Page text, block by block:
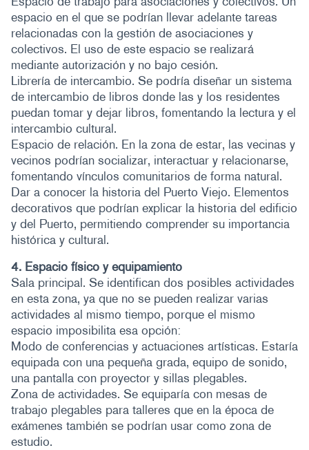
espacio en el que se podrían llevar adelante tareas
relacionadas con la gestión de asociaciones y
colectivos. El uso de este espacio se realizará
mediante autorización y no bajo cesión.
Librería de intercambio. Se podría diseñar un sistema
de intercambio de libros donde las y los residentes
puedan tomar y dejar libros, fomentando la lectura y el
intercambio cultural.
Espacio de relación. En la zona de estar, las vecinas y
vecinos podrían socializar, interactuar y relacionarse,
fomentando vínculos comunitarios de forma natural.
Dar a conocer la historia del Puerto Viejo. Elementos
decorativos que podrían explicar la historia del edificio
y del Puerto, permitiendo comprender su importancia
histórica y cultural.
4. Espacio físico y equipamiento
Sala principal. Se identifican dos posibles actividades
en esta zona, ya que no se pueden realizar varias
actividades al mismo tiempo, porque el mismo
espacio imposibilita esa opción:
Modo de conferencias y actuaciones artísticas. Estaría
equipada con una pequeña grada, equipo de sonido,
una pantalla con proyector y sillas plegables.
Zona de actividades. Se equiparía con mesas de
trabajo plegables para talleres que en la época de
exámenes también se podrían usar como zona de
estudio.